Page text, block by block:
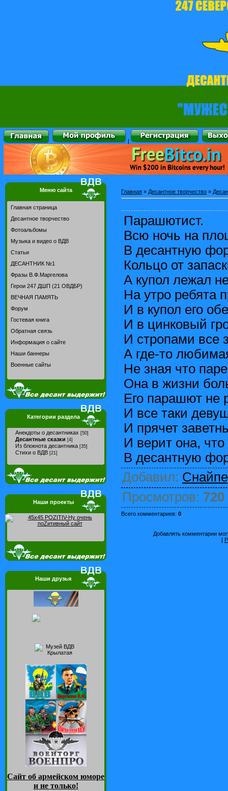
|
Меню сайта
Главная страница
Десантное творчество
Фотоальбомы
Музыка и видео о ВДВ
Статьи
ДЕСАНТНИК №1
Фразы В.Ф.Маргелова
Герои 247 ДШП (21 ОВДБР)
ВЕЧНАЯ ПАМЯТЬ
Форум
Гостевая книга
Обратная связь
Информация о сайте
Наши баннеры
Военные сайты
Категории раздела
Анекдоты о десантниках [50]
Десантные сказки [4]
Из блокнота десантника [35]
Стихи о ВДВ [21]
Наши проекты
Наши друзья
Сайт об армейском юморе
и не только!
Главная » Десантное творчество »
Парашютист.
Всю ночь на
В десантную
Кольцо от
А купол лежал
На утро ребята
И в купол его
И в цинковый
И стропами все
А где-то
Не зная что
Она в жизни
Его парашют не
И все таки
И прячет
И верит она, что
В десантную
Добавил:
Просмотров: 720
Всего комментариев: 0
Добавлять комментарии
[